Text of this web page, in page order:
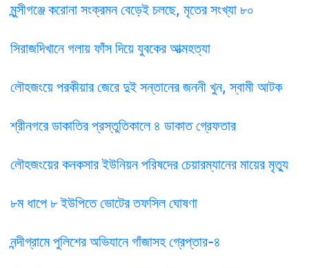
মুন্সীগঞ্জে করোনা সংক্রমন বেড়েই চলছে, মৃতের সংখ্যা ৮০
সিরাজদিখানে গলায় ফাঁস দিয়ে যুবকের আত্মহত্যা
লৌহজংয়ে পরকীয়ার জেরে দুই সন্তানের জননী খুন, স্বামী আটক
শ্রীনগরে ডাকাতির প্রস্তুতিকালে ৪ ডাকাত গ্রেফতার
লৌহজংয়ের কনকসার ইউনিয়ন পরিষদের চেয়ারম্যানের মায়ের মৃত্যু
৮ম ধাপে ৮ ইউপিতে ভোটের তফসিল ঘোষণা
নন্দীগ্রামে পুলিশের অভিযানে গাঁজাসহ গ্রেপ্তার-৪